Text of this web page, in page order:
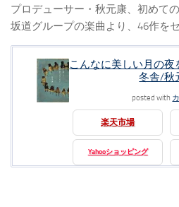
プロデューサー・秋元康、初めての
坂道グループの楽曲より、46作をセ
こんなに美しい月の
冬舎/秋
posted with
楽天市場
Yahooショッピング